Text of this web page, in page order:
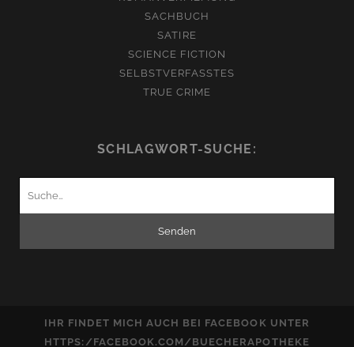
SACHBUCH
SATIRE
SCIENCE FICTION
SELBSTVERFASSTES
TRUE CRIME
SCHLAGWORT-SUCHE:
IHR FINDET MICH AUCH BEI FACEBOOK UNTER
HTTPS:/FACEBOOK.COM/BUECHERAPOTHEKE